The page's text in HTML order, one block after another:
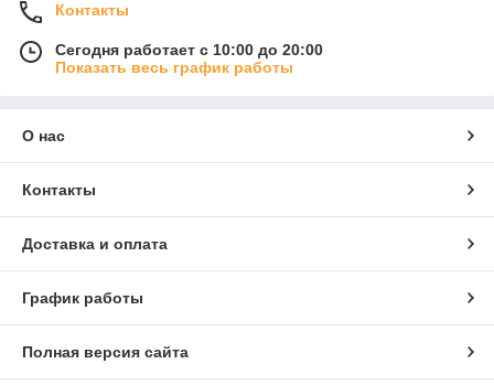
Контакты
Сегодня работает с 10:00 до 20:00
Показать весь график работы
О нас
Контакты
Доставка и оплата
График работы
Полная версия сайта